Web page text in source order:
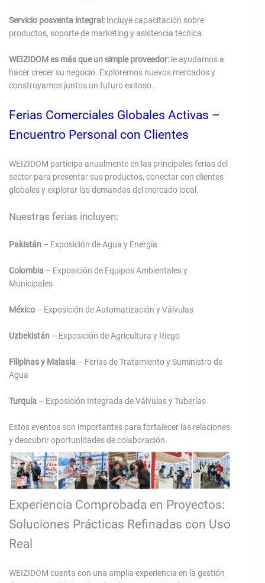
Servicio posventa integral: Incluye capacitación sobre
productos, soporte de marketing y asistencia técnica.
WEIZIDOM es más que un simple proveedor: le ayudamos a
hacer crecer su negocio. Exploremos nuevos mercados y
construyamos juntos un futuro exitoso.
Ferias Comerciales Globales Activas –
Encuentro Personal con Clientes
WEIZIDOM participa anualmente en las principales ferias del
sector para presentar sus productos, conectar con clientes
globales y explorar las demandas del mercado local.
Nuestras ferias incluyen:
Pakistán – Exposición de Agua y Energía
Colombia – Exposición de Equipos Ambientales y
Municipales
México – Exposición de Automatización y Válvulas
Uzbekistán – Exposición de Agricultura y Riego
Filipinas y Malasia – Ferias de Tratamiento y Suministro de
Agua
Turquía – Exposición Integrada de Válvulas y Tuberías
Estos eventos son importantes para fortalecer las relaciones
y descubrir oportunidades de colaboración.
Experiencia Comprobada en Proyectos:
Soluciones Prácticas Refinadas con Uso
Real
WEIZIDOM cuenta con una amplia experiencia en la gestión